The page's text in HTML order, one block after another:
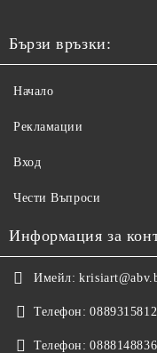
Бързи връзки:
Начало
Рекламации
Вход
Чести Въпроси
Информация за
Имейл:
Телефон: 0889315812
Телефон: 0888148836